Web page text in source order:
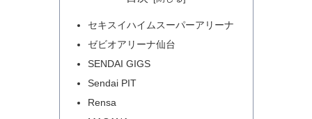
セキスイハイムスーパーアリーナ
ゼビオアリーナ仙台
SENDAI GIGS
Sendai PIT
Rensa